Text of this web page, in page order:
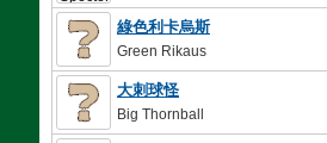
綠色利卡烏斯
Green Rikaus
大刺球怪
Big Thornball